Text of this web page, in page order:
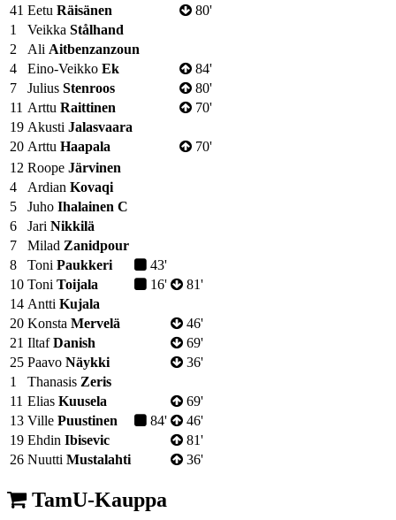
41 Eetu Räisänen
80'
1
Veikka Stålhand
2
Ali Aitbenzanzoun
4
Eino-Veikko Ek
84'
7
Julius Stenroos
80'
11 Arttu Raittinen
70'
19 Akusti Jalasvaara
20 Arttu Haapala
70'
12 Roope Järvinen
4
Ardian Kovaqi
5
Juho Ihalainen C
6
Jari Nikkilä
7
Milad Zanidpour
8
Toni Paukkeri
43'
10 Toni Toijala 16'
81'
14 Antti Kujala
20 Konsta Mervelä
46'
21 IltafDanish
69'
25 Paavo Näykki
36'
1
Thanasis Zeris
11 Elias Kuusela
69'
13 Ville Puustinen 84'
46'
19 Ehdin Ibisevic
81'
26 Nuutti Mustalahti 36'
TamU-Kauppa